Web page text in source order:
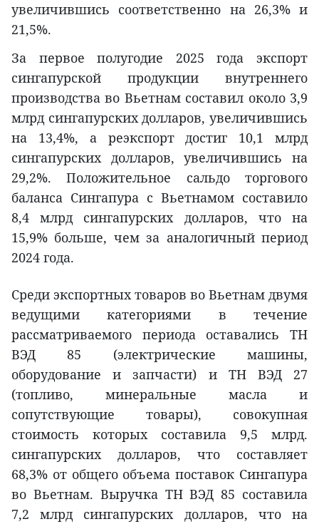
увеличившись соответственно на 26,3% и
21,5%.
За первое полугодие 2025 года экспорт
сингапурской продукции внутреннего
производства во Вьетнам составил около 3,9
млрд сингапурских долларов, увеличившись
на 13,4%, а реэкспорт достиг 10,1 млрд
сингапурских долларов, увеличившись на
29,2%. Положительное сальдо торгового
баланса Сингапура с Вьетнамом составило
8,4 млрд сингапурских долларов, что на
15,9% больше, чем за аналогичный период
2024 года.
Среди экспортных товаров во Вьетнам двумя
ведущими категориями в течение
рассматриваемого периода оставались ТН
ВЭД 85 (электрические машины,
оборудование и запчасти) и ТН ВЭД 27
(топливо, минеральные масла и
сопутствующие товары), совокупная
стоимость которых составила 9,5 млрд.
сингапурских долларов, что составляет
68,3% от общего объема поставок Сингапура
во Вьетнам. Выручка ТН ВЭД 85 составила
7,2 млрд сингапурских долларов, что на